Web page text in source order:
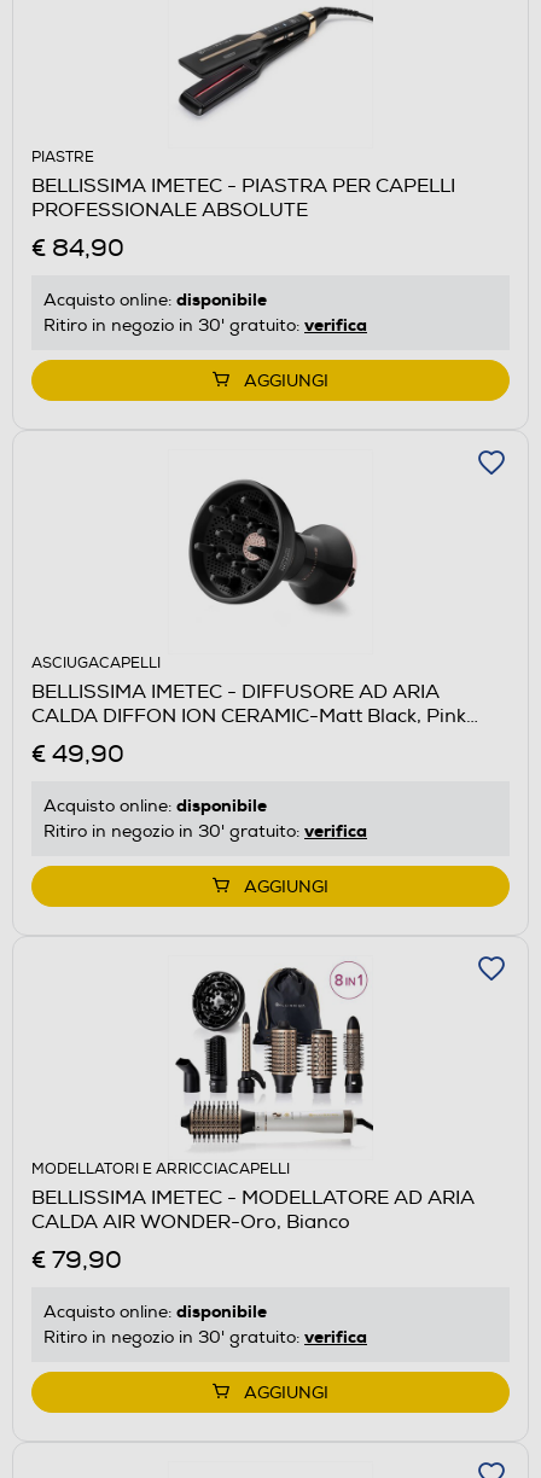
PIASTRE
BELLISSIMA IMETEC - PIASTRA PER CAPELLI
PROFESSIONALE ABSOLUTE
€ 84,90
Acquisto online: disponibile
Ritiro in negozio in 30' gratuito: verifica
AGGIUNGI
ASCIUGACAPELLI
BELLISSIMA IMETEC - DIFFUSORE AD ARIA
CALDA DIFFON ION CERAMIC-Matt Black, Pink
Rose
€ 49,90
Acquisto online: disponibile
Ritiro in negozio in 30' gratuito: verifica
AGGIUNGI
MODELLATORI E ARRICCIACAPELLI
BELLISSIMA IMETEC - MODELLATORE AD ARIA
CALDA AIR WONDER-Oro, Bianco
€ 79,90
Acquisto online: disponibile
Ritiro in negozio in 30' gratuito: verifica
AGGIUNGI